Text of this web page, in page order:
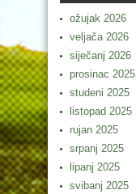
ožujak 2026
veljača 2026
siječanj 2026
prosinac 2025
studeni 2025
listopad 2025
rujan 2025
srpanj 2025
lipanj 2025
svibanj 2025